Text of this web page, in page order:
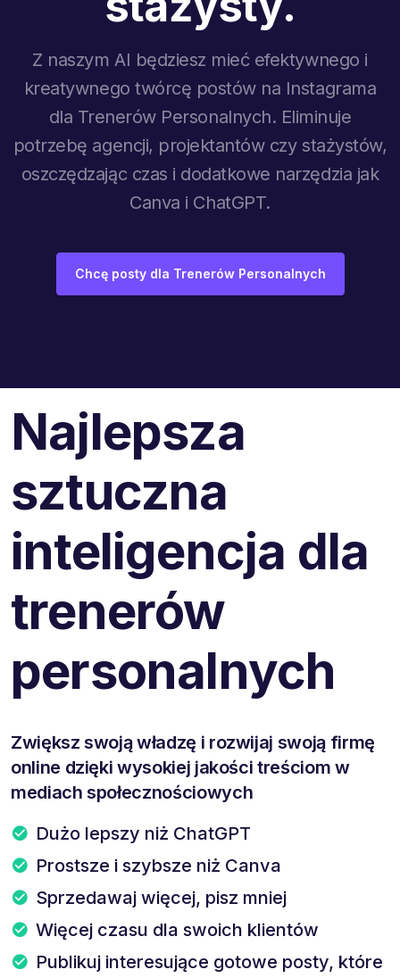
Z naszym AI będziesz mieć efektywnego i
kreatywnego twórcę postów na Instagrama
dla Trenerów Personalnych. Eliminuje
potrzebę agencji, projektantów czy stażystów,
oszczędzając czas i dodatkowe narzędzia jak
Canva i ChatGPT.
Chcę posty dla Trenerów Personalnych
Najlepsza
sztuczna
inteligencja dla
trenerów
personalnych
Zwiększ swoją władzę i rozwijaj swoją firmę
online dzięki wysokiej jakości treściom w
mediach społecznościowych
Dużo lepszy niż ChatGPT
Prostsze i szybsze niż Canva
Sprzedawaj więcej, pisz mniej
Więcej czasu dla swoich klientów
Publikuj interesujące gotowe posty, które